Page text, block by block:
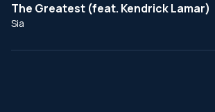
The Greatest (feat. Kendrick Lamar)
Sia